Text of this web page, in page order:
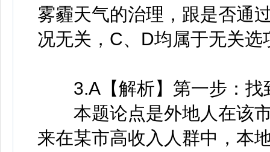
雾霾天气的治理，跟是否通
况无关，C、D均属于无关
3.A【解析】第一步：找
本题论点是外地人在该市
来在某市高收入人群中，本